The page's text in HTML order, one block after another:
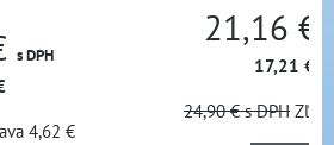
s DPH
4,62 €
21,16 €
17,21 €
24,90 €s DPH